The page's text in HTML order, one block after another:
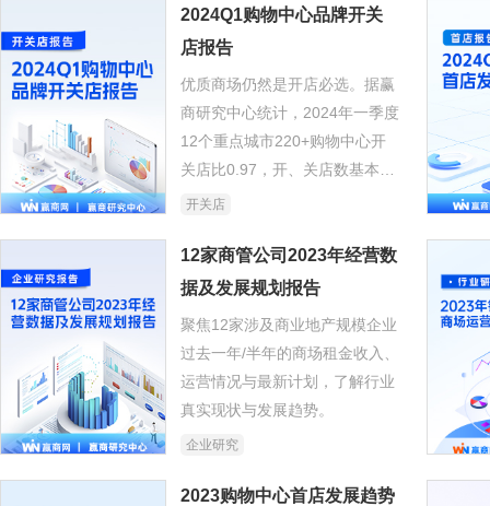
2024Q1购物中心品牌开关
店报告
优质商场仍然是开店必选。据赢
商研究中心统计，2024年一季度
12个重点城市220+购物中心开
关店比0.97，开、关店数基本持
平，整体平稳，持续微调。
开关店
12家商管公司2023年经营数
据及发展规划报告
聚焦12家涉及商业地产规模企业
过去一年/半年的商场租金收入、
运营情况与最新计划，了解行业
真实现状与发展趋势。
企业研究
2023购物中心首店发展趋势